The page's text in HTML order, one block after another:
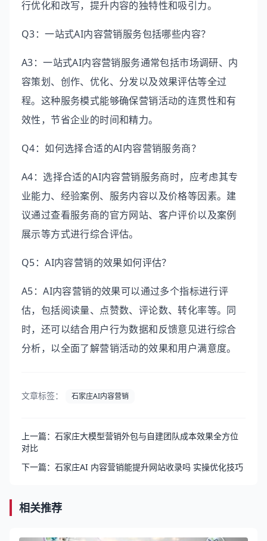
行优化和改写，提升内容的独特性和吸引力。
Q3：一站式AI内容营销服务包括哪些内容？
A3：一站式AI内容营销服务通常包括市场调研、内
容策划、创作、优化、分发以及效果评估等全过
程。这种服务模式能够确保营销活动的连贯性和有
效性，节省企业的时间和精力。
Q4：如何选择合适的AI内容营销服务商？
A4：选择合适的AI内容营销服务商时，应考虑其专
业能力、经验案例、服务内容以及价格等因素。建
议通过查看服务商的官方网站、客户评价以及案例
展示等方式进行综合评估。
Q5：AI内容营销的效果如何评估？
A5：AI内容营销的效果可以通过多个指标进行评
估，包括阅读量、点赞数、评论数、转化率等。同
时，还可以结合用户行为数据和反馈意见进行综合
分析，以全面了解营销活动的效果和用户满意度。
文章标签： 石家庄AI内容营销
上一篇：石家庄大模型营销外包与自建团队成本效果全方位
对比
下一篇：石家庄AI 内容营销能提升网站收录吗 实操优化技巧
相关推荐